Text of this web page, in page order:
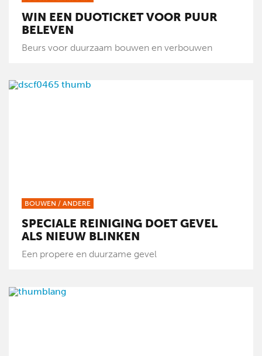
WIN EEN DUOTICKET VOOR PUUR
BELEVEN
Beurs voor duurzaam bouwen en verbouwen
BOUWEN / ANDERE
SPECIALE REINIGING DOET GEVEL
ALS NIEUW BLINKEN
Een propere en duurzame gevel